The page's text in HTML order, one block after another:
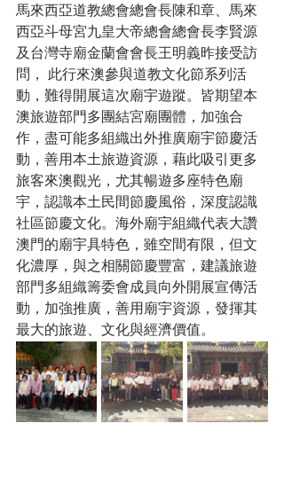
馬來西亞道教總會總會長陳和章、馬來
西亞斗母宮九皇大帝總會總會長李賢源
及台灣寺廟金蘭會會長王明義昨接受訪
問， 此行來澳參與道教文化節系列活
動，難得開展這次廟宇遊蹤。皆期望本
澳旅遊部門多團結宮廟團體，加強合
作，盡可能多組織出外推廣廟宇節慶活
動，善用本土旅遊資源，藉此吸引更多
旅客來澳觀光，尤其暢遊多座特色廟
宇，認識本土民間節慶風俗，深度認識
社區節慶文化。海外廟宇組織代表大讚
澳門的廟宇具特色，雖空間有限，但文
化濃厚，與之相關節慶豐富，建議旅遊
部門多組織籌委會成員向外開展宣傳活
動，加強推廣，善用廟宇資源，發揮其
最大的旅遊、文化與經濟價值。